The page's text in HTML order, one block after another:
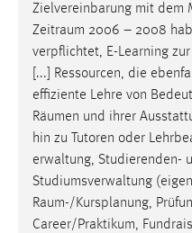
Zielvereinbarung mit dem
Zeitraum 2006 – 2008
verpflichtet, E-Learning
[...] Ressourcen, die
effiziente Lehre von
Räumen und ihrer
hin zu Tutoren oder
erwaltung, Studierenden-
Studiumsverwaltung
Raum-/Kursplanung,
Career/Praktikum,
Login
Name:
fe_user, be_user,
Zweck:
Dieser Cookie ist
einloggen zu können.
Cookie Laufzeit:
24 Stunden